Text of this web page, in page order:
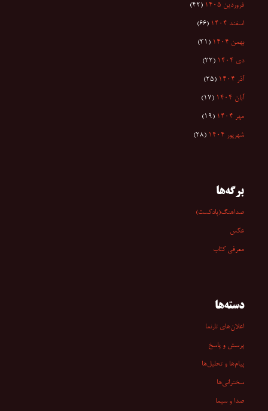
فروردین ۱۴۰۵ (۴۲)
اسفند ۱۴۰۴ (۶۶)
بهمن ۱۴۰۴ (۳۱)
دی ۱۴۰۴ (۲۲)
آذر ۱۴۰۴ (۲۵)
آبان ۱۴۰۴ (۱۷)
مهر ۱۴۰۴ (۱۹)
شهریور ۱۴۰۴ (۲۸)
برگه‌ها
صداهنگ(پادکست)
عکس
معرفی کتاب
دسته‌ها
اعلان‌های تارنما
پرسش و پاسخ
پیام‌ها و تحلیل‌ها
سخنرانی‏‏‌ها
صدا و سیما